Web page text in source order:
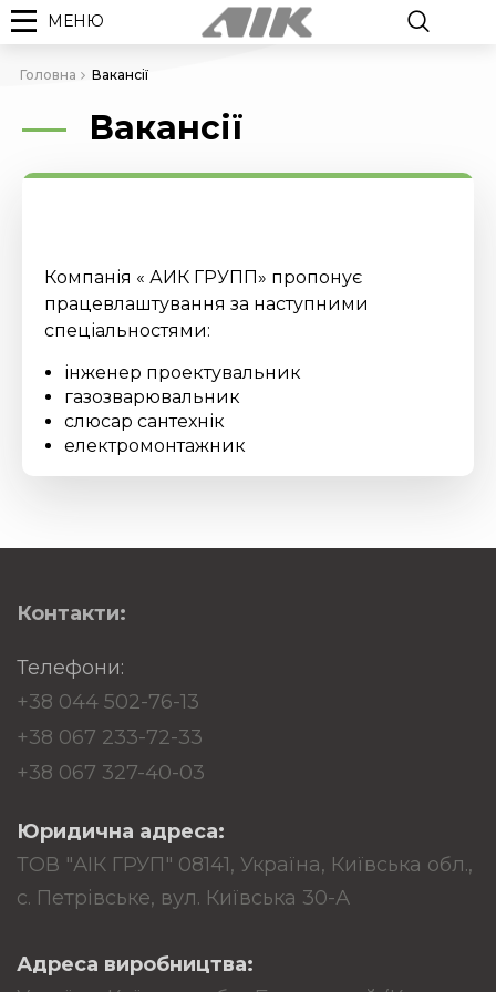
МЕНЮ
Головна Вакансії
Вакансії
Компанія « АИК ГРУПП» пропонує
працевлаштування за наступними
спеціальностями:
інженер проектувальник
газозварювальник
слюсар сантехнік
електромонтажник
Контакти:
Телефони:
+38 044 502-76-13
+38 067 233-72-33
+38 067 327-40-03
Юридична адреса:
ТОВ "АІК ГРУП" 08141, Україна, Київська обл.,
с. Петрівське, вул. Київська 30-А
Адреса виробництва: